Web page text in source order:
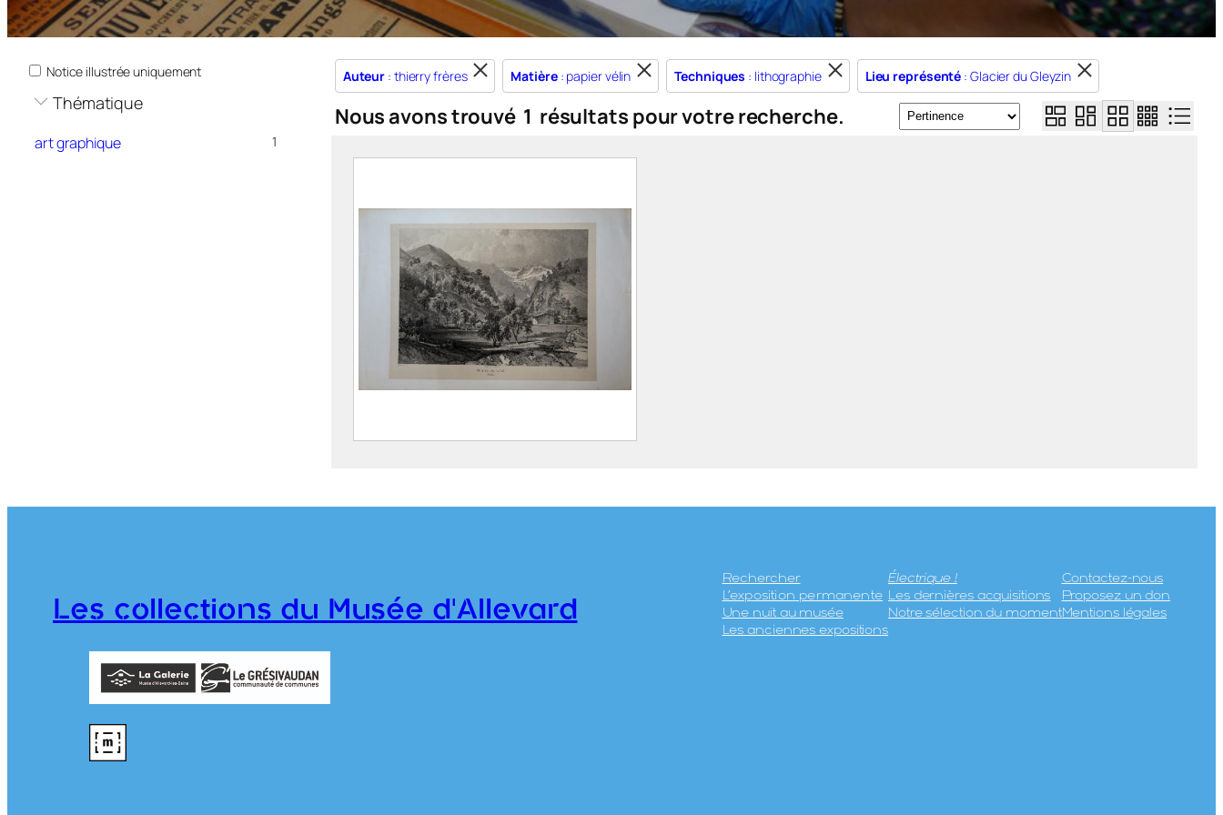
Notice illustrée uniquement
Thématique
art graphique 1
Auteur : thierry frères Matière: papier vélin Techniques : lithographie Lieu représenté : Glacier du Gleyzin
Nous avons trouvé 1 résultats pour votre recherche.
Entrée de la Gorge d’Allevard
THIERRY Frères
Les collections du Musée d'Allevard
Rechercher
L’exposition permanente
Une nuit au musée
Les anciennes expositions
Électrique !
Les dernières acquisitions
Notre sélection du moment
Contactez-nous
Proposez un don
Mentions légales